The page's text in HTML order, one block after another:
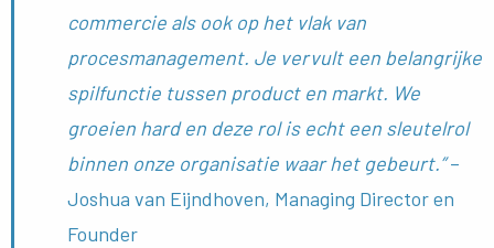
commercie als ook op het vlak van
procesmanagement. Je vervult een belangrijke
spilfunctie tussen product en markt. We
groeien hard en deze rol is echt een sleutelrol
binnen onze organisatie waar het gebeurt.”–
Joshua van Eijndhoven, Managing Director en
Founder